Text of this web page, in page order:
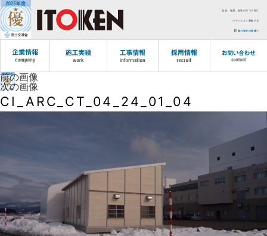
社会、社員、会社の三つの社に
バランスよく貢献する
協力会社の皆様へ
前の画像
次の画像
CI_ARC_CT_04_24_01_04